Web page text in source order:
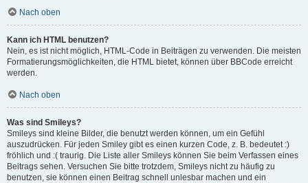
Nach oben
Kann ich HTML benutzen?
Nein, es ist nicht möglich, HTML-Code in Beiträgen zu verwenden. Die meisten
Formatierungsmöglichkeiten, die HTML bietet, können über BBCode erreicht
werden.
Nach oben
Was sind Smileys?
Smileys sind kleine Bilder, die benutzt werden können, um ein Gefühl
auszudrücken. Für jeden Smiley gibt es einen kurzen Code, z. B. bedeutet :)
fröhlich und :( traurig. Die Liste aller Smileys können Sie beim Verfassen eines
Beitrags sehen. Versuchen Sie bitte trotzdem, Smileys nicht zu häufig zu
benutzen, sie können einen Beitrag schnell unlesbar machen und ein